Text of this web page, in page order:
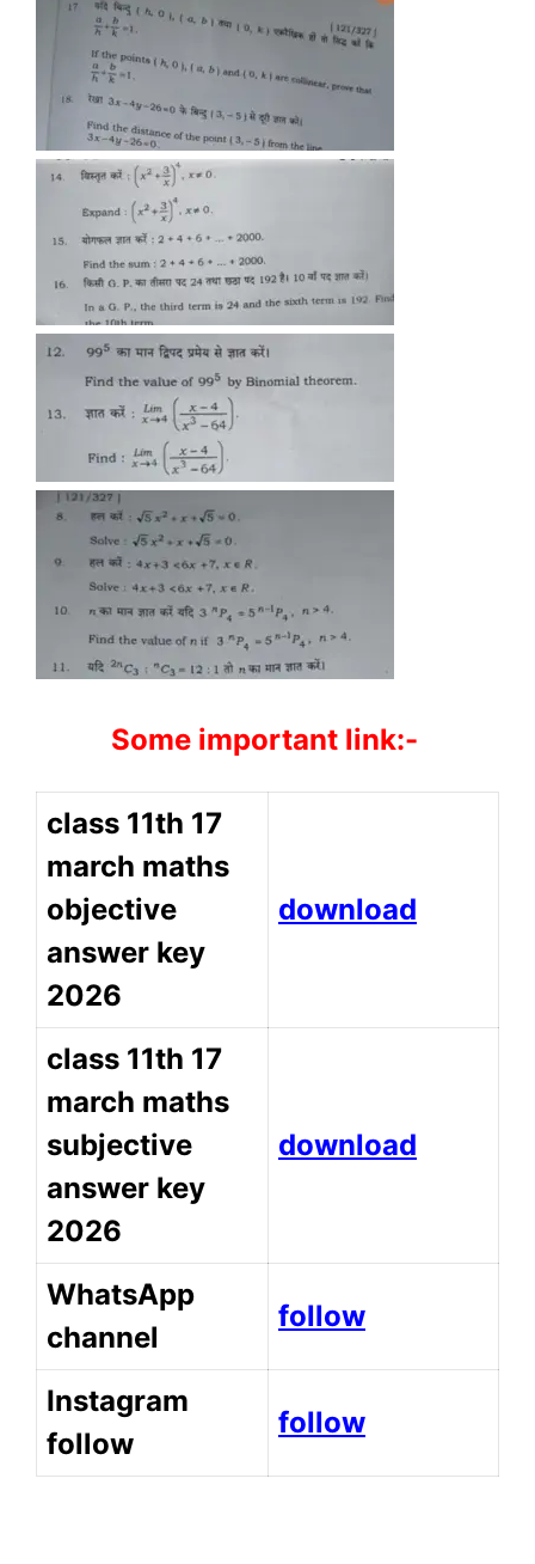
Some important link:-
class 11th 17
march maths
objective
answer key
2026
download
class 11th 17
march maths
subjective
answer key
2026
download
WhatsApp
channel
follow
Instagram
follow
follow